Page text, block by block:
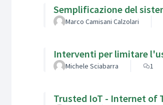
Semplificazione del
Marco Camisani Calzolari
Interventi per limitare
Michele Sciabarra 1
Trusted IoT - Internet of